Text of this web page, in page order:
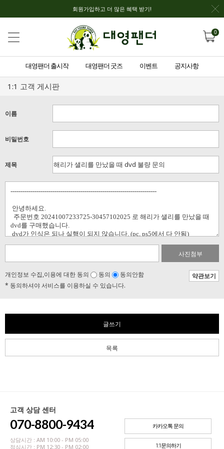
회원가입하고 더 많은 혜택 받기!
0
대영팬더 출시작 대영팬더 굿즈 이벤트 공지사항
1:1 고객 게시판
이름
비밀번호
제목
사진첨부
개인정보 수집,이용에 대한 동의 동의 동의안함
약관보기
* 동의하셔야 서비스를 이용하실 수 있습니다.
글쓰기
목록
고객 상담 센터
070-8800-9434
상담시간 : AM 10:00 - PM 05:00
점심시간 : PM 12:30 - PM 02:00
카카오톡 문의
1:1문의하기